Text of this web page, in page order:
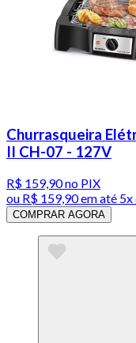
Churrasqueira
II CH-07 - 127V
R$ 159,90no PIX
ou R$ 159,90em até 5x
COMPRAR AGORA